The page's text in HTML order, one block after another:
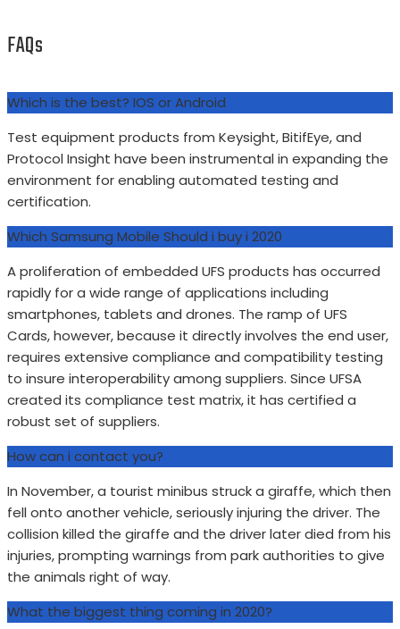
FAQs
Which is the best? IOS or Android
Test equipment products from Keysight, BitifEye, and
Protocol Insight have been instrumental in expanding the
environment for enabling automated testing and
certification.
Which Samsung Mobile Should i buy i 2020
A proliferation of embedded UFS products has occurred
rapidly for a wide range of applications including
smartphones, tablets and drones. The ramp of UFS
Cards, however, because it directly involves the end user,
requires extensive compliance and compatibility testing
to insure interoperability among suppliers. Since UFSA
created its compliance test matrix, it has certified a
robust set of suppliers.
How can i contact you?
In November, a tourist minibus struck a giraffe, which then
fell onto another vehicle, seriously injuring the driver. The
collision killed the giraffe and the driver later died from his
injuries, prompting warnings from park authorities to give
the animals right of way.
What the biggest thing coming in 2020?